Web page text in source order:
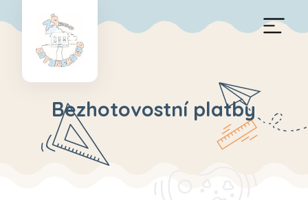
Bezhotovostní platby